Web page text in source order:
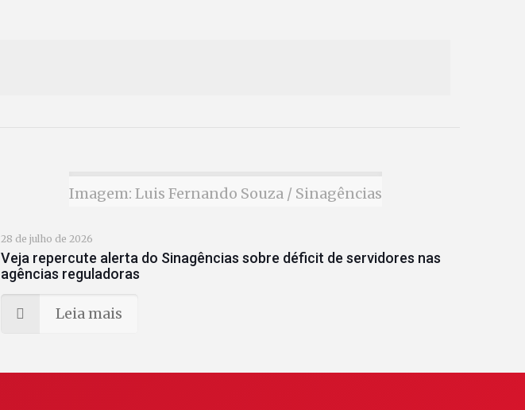
Imagem: Luis Fernando Souza / Sinagências
28 de julho de 2026
Veja repercute alerta do Sinagências sobre déficit de servidores nas
agências reguladoras
Leia mais